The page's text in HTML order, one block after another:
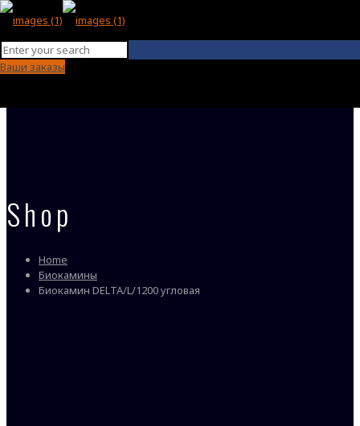
Ваши заказы
Shop
Home
Биокамины
Биокамин DELTA/L/1200 угловая